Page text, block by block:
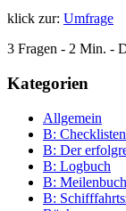
klick zur: Umfrage
3 Fragen - 2 Min. -
Kategorien
Allgemein
B:
B: Der
B: Logbuch
B: Meilenbuch
B: